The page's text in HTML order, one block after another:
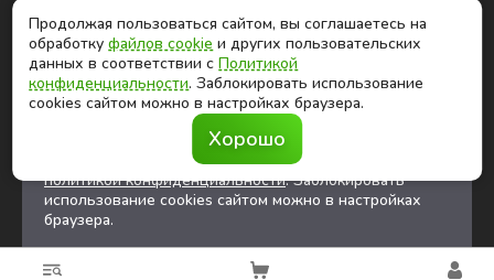
ⓒ Глобалтек, 2026
Цены на сайте не являются публичной офертой
Продолжая использовать сайт, вы соглашаетесь на
файлов cookiesи других
пользовательских данных в соответствии с
политикой конфиденциальности. Заблокировать
использование cookies сайтом можно в настройках
браузера.
Продолжая пользоваться сайтом, вы соглашаетесь на
обработкуфайлов cookie и других пользовательских
данных в соответствии сПолитикой
конфиденциальности. Заблокировать использование
cookies сайтом можно в настройках браузера.
Хорошо